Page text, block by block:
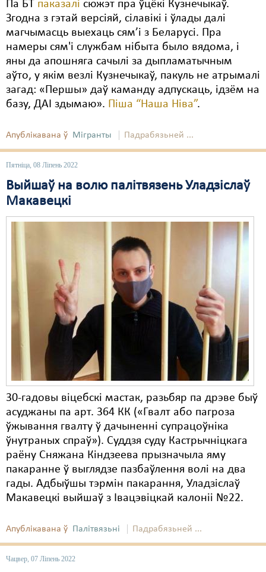
Па БТ паказалі сюжэт пра ўцёкі Кузнечыкаў.
Згодна з гэтай версіяй, сілавікі і ўлады далі
магчымасць выехаць сям’і з Беларусі. Пра
намеры сям'і службам нібыта было вядома, і
яны да апошняга сачылі за дыпламатычным
аўто, у якім везлі Кузнечыкаў, пакуль не атрымалі
загад: «Першы» даў каманду адпускаць, ідзём на
базу, ДАІ здымаю». Піша “Наша Ніва”.
Апублікавана ў Мігранты Падрабязьней ...
Пятніца, 08 Ліпень 2022
Выйшаў на волю палітвязень Уладзіслаў
Макавецкі
30-гадовы віцебскі мастак, разьбяр па дрэве быў
асуджаны па арт. 364 КК («Гвалт або пагроза
ўжывання гвалту ў дачыненні супрацоўніка
ўнутраных спраў»). Суддзя суду Кастрычніцкага
раёну Сняжана Кіндзеева прызначыла яму
пакаранне ў выглядзе пазбаўлення волі на два
гады. Адбыўшы тэрмін пакарання, Уладзіслаў
Макавецкі выйшаў з Івацэвіцкай калоніі №22.
Апублікавана ў Палітвязьні Падрабязьней ...
Чацвер, 07 Ліпень 2022